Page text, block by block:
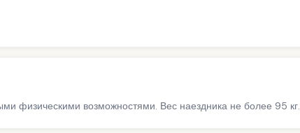
физическими возможностями. Вес наездника не более 95 кг.